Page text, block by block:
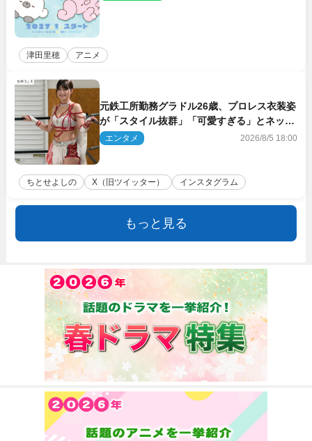
津田里穂 アニメ
元鉄工所勤務グラドル26歳、プロレス衣装姿
が「スタイル抜群」「可愛すぎる」とネット
衝撃
エンタメ 2026/8/5 18:00
ちとせよしの X（旧ツイッター） インスタグラム
もっと見る